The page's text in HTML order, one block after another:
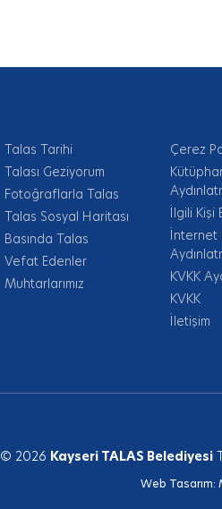
Talas Tarihi
Talası Geziyorum
Fotoğraflarla Talas
Talas Sosyal Haritası
Basında Talas
Vefat Edenler
Muhtarlarımız
Çerez
İlgili Kişi
İnternet
KVKK
KVKK
İletişim
© 2026 Kayseri TALAS Belediyesi
Web Tasarım: